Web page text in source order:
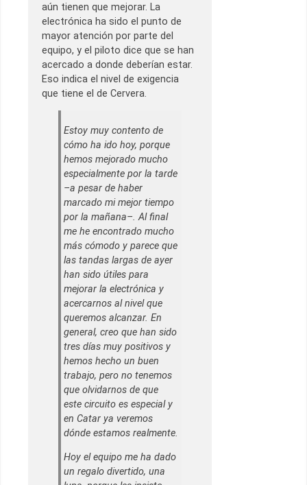
aún tienen que mejorar. La
electrónica ha sido el punto de
mayor atención por parte del
equipo, y el piloto dice que se han
acercado a donde deberían estar.
Eso indica el nivel de exigencia
que tiene el de Cervera.
Estoy muy contento de
cómo ha ido hoy, porque
hemos mejorado mucho
especialmente por la tarde
–a pesar de haber
marcado mi mejor tiempo
por la mañana–. Al final
me he encontrado mucho
más cómodo y parece que
las tandas largas de ayer
han sido útiles para
mejorar la electrónica y
acercarnos al nivel que
queremos alcanzar. En
general, creo que han sido
tres días muy positivos y
hemos hecho un buen
trabajo, pero no tenemos
que olvidarnos de que
este circuito es especial y
en Catar ya veremos
dónde estamos realmente.
Hoy el equipo me ha dado
un regalo divertido, una